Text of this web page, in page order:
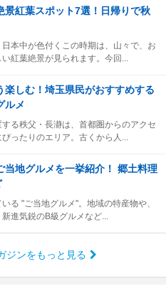
景紅葉スポット7選！日帰りで秋
本中が色付くこの時期は、山々で、お
紅葉絶景が見られます。今回...
楽しむ！埼玉県民がおすすめする
ルメ
る秩父・長瀞は、首都圏からのアクセ
ったりのエリア。古くから人...
当地グルメを一挙紹介！ 郷土料理
る "ご当地グルメ"。地域の特産物や、
進気鋭のB級グルメなど...
ジンをもっと見る